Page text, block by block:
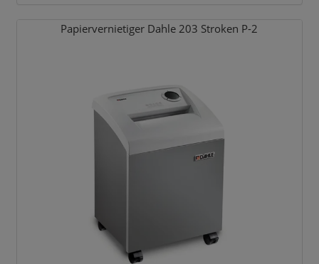
Papiervernietiger Dahle 203 Stroken P-2